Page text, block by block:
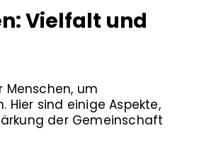
Vielfalt und
um
sind einige Aspekte,
der Gemeinschaft